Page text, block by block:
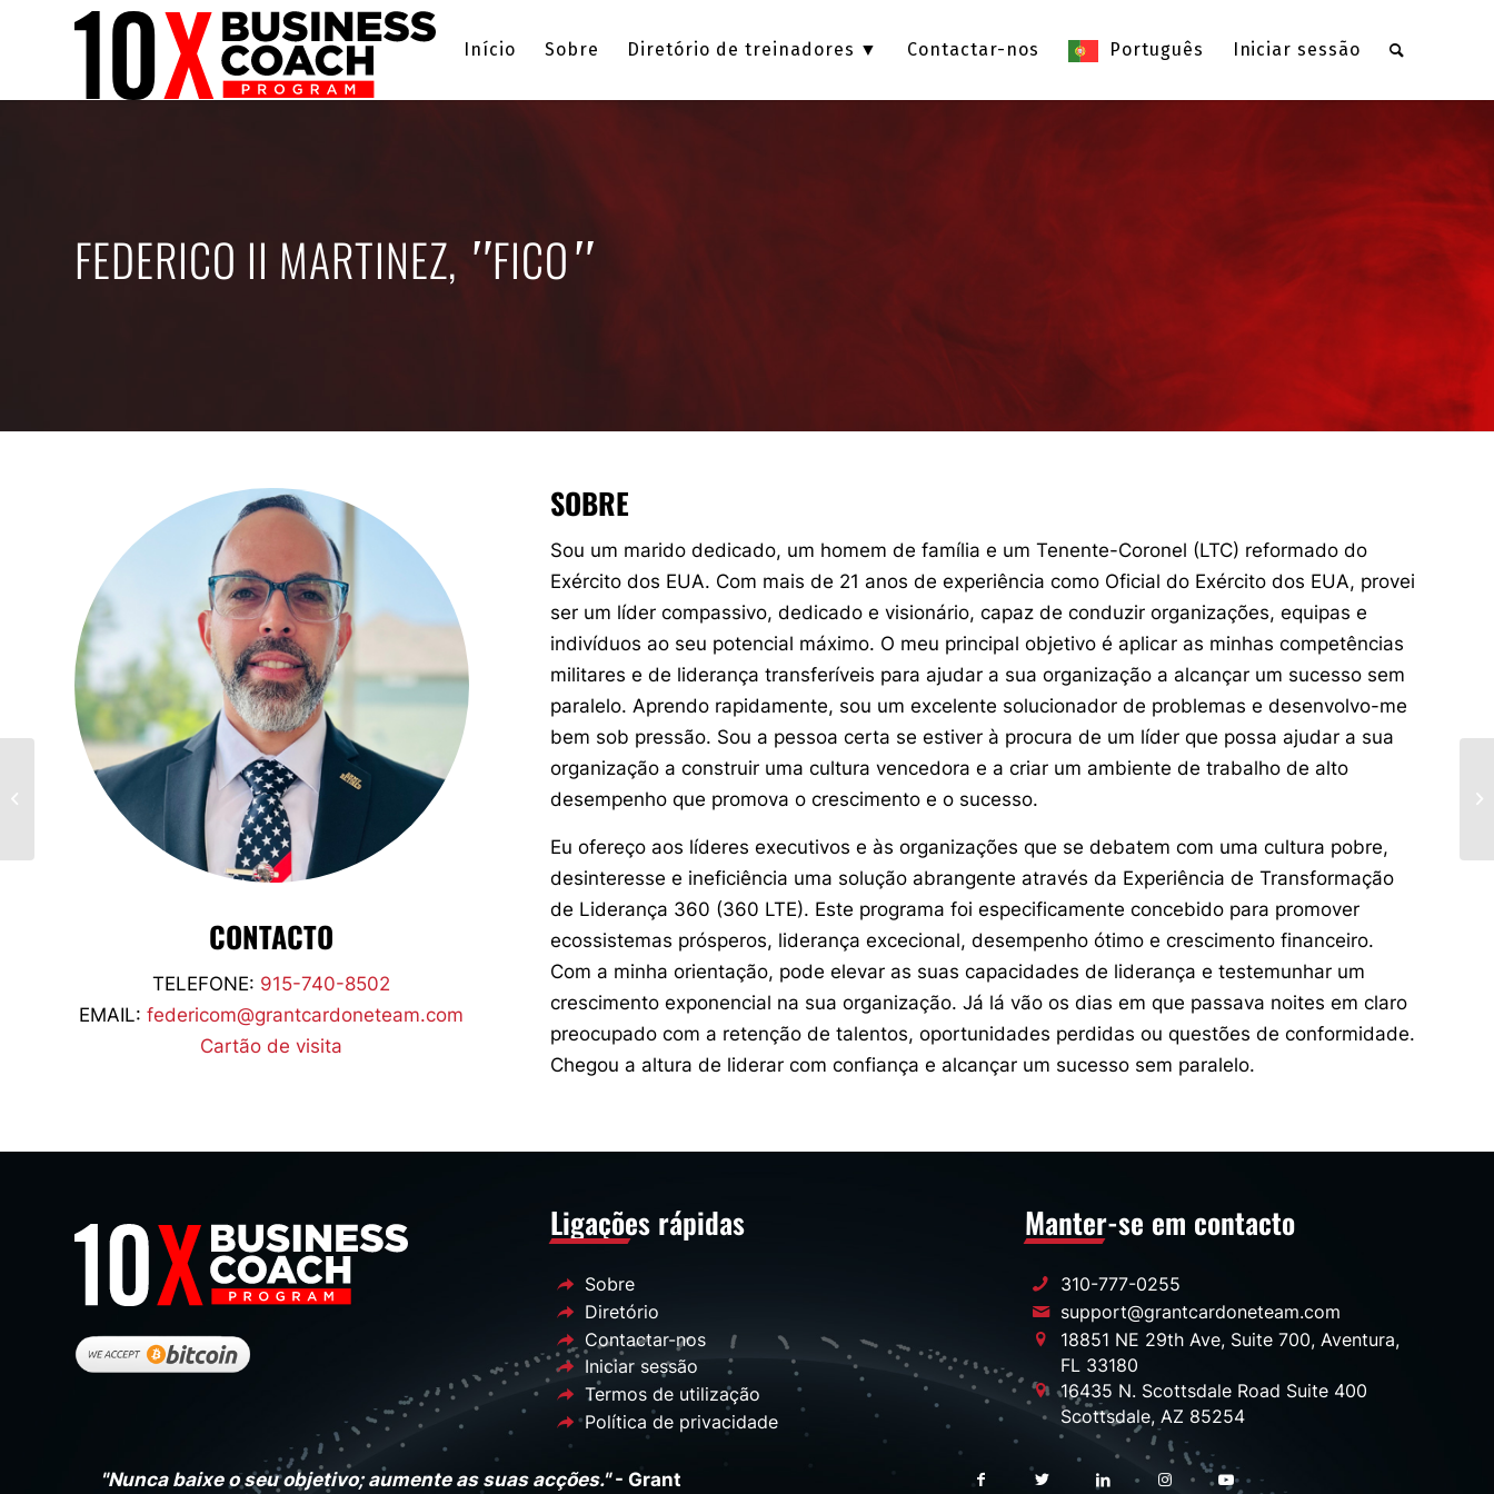
Início Sobre Diretório de treinadores ▼ Contactar-nos Português Iniciar sessão
FEDERICO II MARTINEZ, "FICO"
CONTACTO
TELEFONE: 915-740-8502
EMAIL: federicom@grantcardoneteam.com
Cartão de visita
SOBRE
Sou um marido dedicado, um homem de família e um Tenente-Coronel (LTC) reformado do
Exército dos EUA. Com mais de 21 anos de experiência como Oficial do Exército dos EUA, provei
ser um líder compassivo, dedicado e visionário, capaz de conduzir organizações, equipas e
indivíduos ao seu potencial máximo. O meu principal objetivo é aplicar as minhas competências
militares e de liderança transferíveis para ajudar a sua organização a alcançar um sucesso sem
paralelo. Aprendo rapidamente, sou um excelente solucionador de problemas e desenvolvo-me
bem sob pressão. Sou a pessoa certa se estiver à procura de um líder que possa ajudar a sua
organização a construir uma cultura vencedora e a criar um ambiente de trabalho de alto
desempenho que promova o crescimento e o sucesso.
Eu ofereço aos líderes executivos e às organizações que se debatem com uma cultura pobre,
desinteresse e ineficiência uma solução abrangente através da Experiência de Transformação
de Liderança 360 (360 LTE). Este programa foi especificamente concebido para promover
ecossistemas prósperos, liderança excecional, desempenho ótimo e crescimento financeiro.
Com a minha orientação, pode elevar as suas capacidades de liderança e testemunhar um
crescimento exponencial na sua organização. Já lá vão os dias em que passava noites em claro
preocupado com a retenção de talentos, oportunidades perdidas ou questões de conformidade.
Chegou a altura de liderar com confiança e alcançar um sucesso sem paralelo.
Ligações rápidas
Sobre
Diretório
Contactar-nos
Iniciar sessão
Termos de utilização
Política de privacidade
Manter-se em contacto
310-777-0255
support@grantcardoneteam.com
18851 NE 29th Ave, Suite 700, Aventura,
FL 33180
16435 N. Scottsdale Road Suite 400
Scottsdale, AZ 85254
"Nunca baixe o seu objetivo; aumente as suas acções."- Grant
Alice Clarke-Vaz,